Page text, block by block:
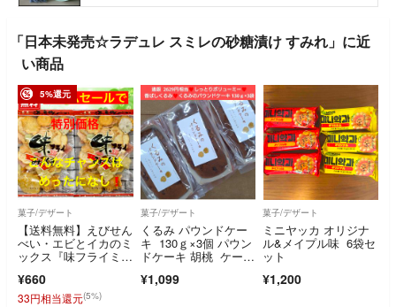
「日本未発売☆ラデュレ スミレの砂糖漬け すみれ」に近
い商品
5%還元
菓子/デザート
【送料無料】えびせん
べい・エビとイカのミ
ックス『味フライミッ
¥660
33円相当還元(5%)
菓子/デザート
くるみ パウンドケー
キ 130ｇ×3個 パウン
ドケーキ 胡桃 ケー
¥1,099
菓子/デザート
ミニヤッカ オリジナ
ル&メイプル味 6袋セ
ット
¥1,200